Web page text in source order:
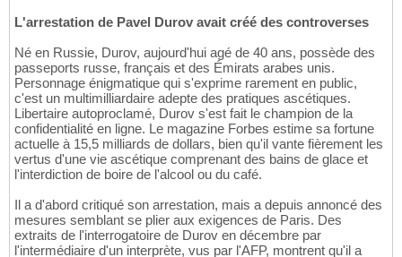
L'arrestation de Pavel Durov avait créé des controverses
Né en Russie, Durov, aujourd'hui agé de 40 ans, possède des
passeports russe, français et des Émirats arabes unis.
Personnage énigmatique qui s'exprime rarement en public,
c'est un multimilliardaire adepte des pratiques ascétiques.
Libertaire autoproclamé, Durov s'est fait le champion de la
confidentialité en ligne. Le magazine Forbes estime sa fortune
actuelle à 15,5 milliards de dollars, bien qu'il vante fièrement les
vertus d'une vie ascétique comprenant des bains de glace et
l'interdiction de boire de l'alcool ou du café.
Il a d'abord critiqué son arrestation, mais a depuis annoncé des
mesures semblant se plier aux exigences de Paris. Des
extraits de l'interrogatoire de Durov en décembre par
l'intermédiaire d'un interprète, vus par l'AFP, montrent qu'il a